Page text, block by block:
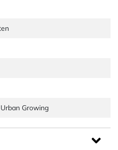
Growing